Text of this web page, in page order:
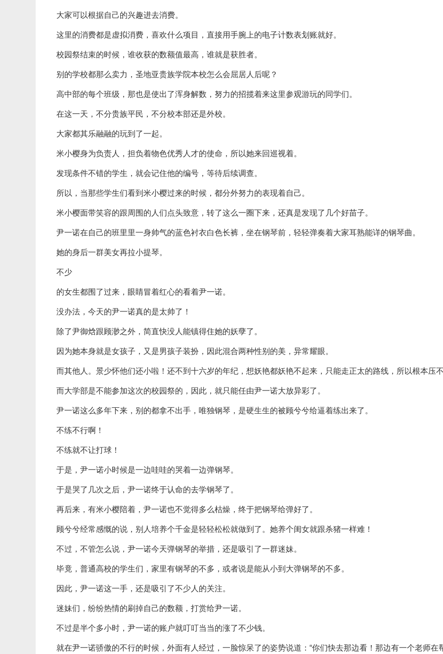
大家可以根据自己的兴趣进去消费。
这里的消费都是虚拟消费，喜欢什么项目，直接用手腕上的电子计数表划账就好。
校园祭结束的时候，谁收获的数额值最高，谁就是获胜者。
别的学校都那么卖力，圣地亚贵族学院本校怎么会屈居人后呢？
高中部的每个班级，那也是使出了浑身解数，努力的招揽着来这里参观游玩的同学们。
在这一天，不分贵族平民，不分校本部还是外校。
大家都其乐融融的玩到了一起。
米小樱身为负责人，担负着物色优秀人才的使命，所以她来回巡视着。
发现条件不错的学生，就会记住他的编号，等待后续调查。
所以，当那些学生们看到米小樱过来的时候，都分外努力的表现着自己。
米小樱面带笑容的跟周围的人们点头致意，转了这么一圈下来，还真是发现了几个好苗子。
尹一诺在自己的班里里一身帅气的蓝色衬衣白色长裤，坐在钢琴前，轻轻弹奏着大家耳熟能详的钢琴曲。
她的身后一群美女再拉小提琴。
不少
的女生都围了过来，眼睛冒着红心的看着尹一诺。
没办法，今天的尹一诺真的是太帅了！
除了尹御焓跟顾渺之外，简直快没人能镇得住她的妖孽了。
因为她本身就是女孩子，又是男孩子装扮，因此混合两种性别的美，异常耀眼。
而其他人。景少怀他们还小啦！还不到十六岁的年纪，想妖艳都妖艳不起来，只能走正太的路线，所以根本压
而大学部是不能参加这次的校园祭的，因此，就只能任由尹一诺大放异彩了。
尹一诺这么多年下来，别的都拿不出手，唯独钢琴，是硬生生的被顾兮兮给逼着练出来了。
不练不行啊！
不练就不让打球！
于是，尹一诺小时候是一边哇哇的哭着一边弹钢琴。
于是哭了几次之后，尹一诺终于认命的去学钢琴了。
再后来，有米小樱陪着，尹一诺也不觉得多么枯燥，终于把钢琴给弹好了。
顾兮兮经常感慨的说，别人培养个千金是轻轻松松就做到了。她养个闺女就跟杀猪一样难！
不过，不管怎么说，尹一诺今天弹钢琴的举措，还是吸引了一群迷妹。
毕竟，普通高校的学生们，家里有钢琴的不多，或者说是能从小到大弹钢琴的不多。
因此，尹一诺这一手，还是吸引了不少人的关注。
迷妹们，纷纷热情的刷掉自己的数额，打赏给尹一诺。
不过是半个多小时，尹一诺的账户就叮叮当当的涨了不少钱。
就在尹一诺骄傲的不行的时候，外面有人经过，一脸惊呆了的姿势说道：“你们快去那边看！那边有一个老师